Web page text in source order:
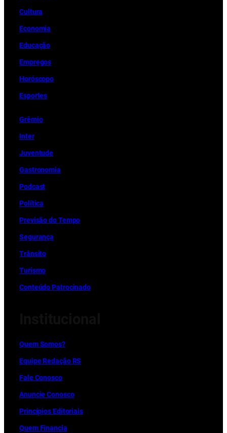
Cultura
Economia
Educação
Empregos
Horóscopo
Esportes
Grêmio
Inter
Juventude
Gastronomia
Podcast
Política
Previsão do Tempo
Segurança
Trânsito
Turismo
Conteúdo Patrocinado
Quem Somos?
Equipe Redação RS
Fale Conosco
Anuncie Conosco
Princípios Editoriais
Quem Financia